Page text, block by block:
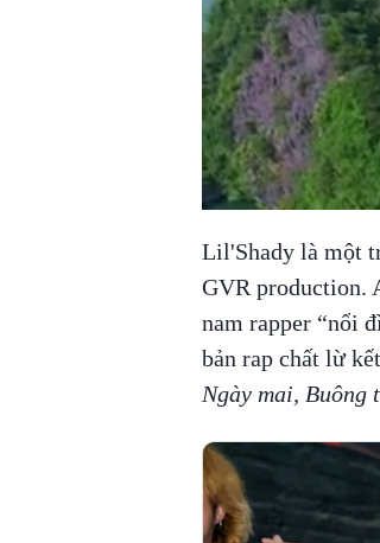
Lil'Shady là một
GVR production.
nam rapper “nổi
bản rap chất lừ
Ngày mai,